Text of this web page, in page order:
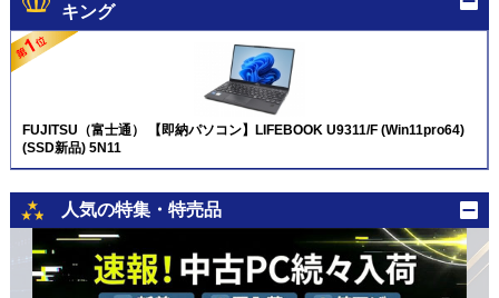
キング
FUJITSU（富士通） 【即納パソコン】LIFEBOOK U9311/F (Win11pro64)
(SSD新品) 5N11
人気の特集・特売品